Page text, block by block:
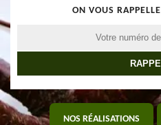
ON VOUS
NOS RÉALISATIONS